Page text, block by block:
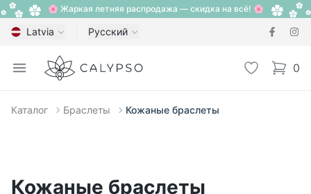
🌸 Жаркая летняя распродажа — скидка на всё! 🌸
Latvia Русский
Open menu
Calypso Избранное
0
items
Каталог Браслеты Кожаные браслеты
Кожаные браслеты